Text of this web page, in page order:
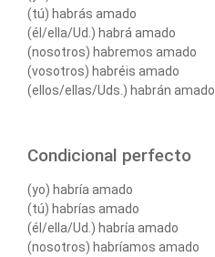
(tú) habrás amado
(él/ella/Ud.) habrá amado
(nosotros) habremos amado
(vosotros) habréis amado
(ellos/ellas/Uds.) habrán amado
Condicional perfecto
(yo) habría amado
(tú) habrías amado
(él/ella/Ud.) habría amado
(nosotros) habríamos amado